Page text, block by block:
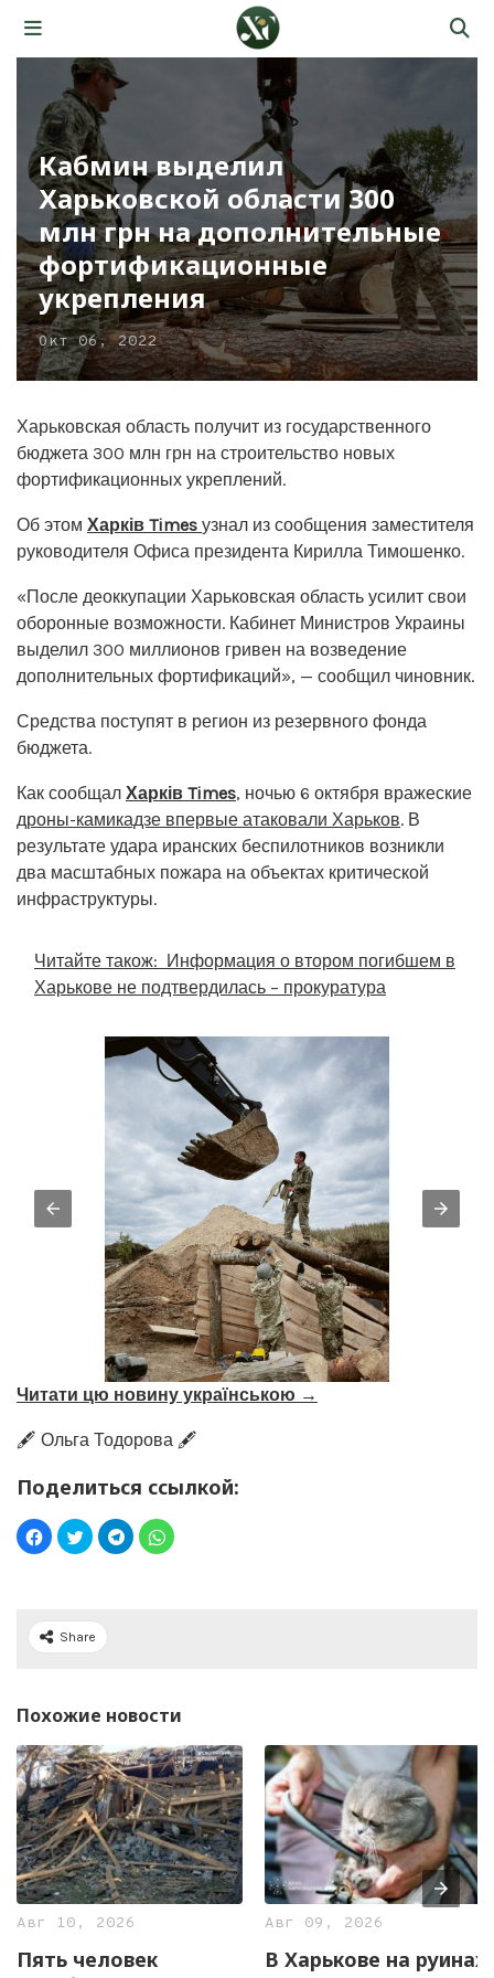
Кабмин выделил
Харьковской области 300
млн грн на дополнительные
фортификационные
укрепления
Окт 06, 2022
Харьковская область получит из государственного
бюджета 300 млн грн на строительство новых
фортификационных укреплений.
Об этом Харків Times узнал из сообщения заместителя
руководителя Офиса президента Кирилла Тимошенко.
«После деоккупации Харьковская область усилит свои
оборонные возможности. Кабинет Министров Украины
выделил 300 миллионов гривен на возведение
дополнительных фортификаций», — сообщил чиновник.
Средства поступят в регион из резервного фонда
бюджета.
Как сообщал Харків Times, ночью 6 октября вражеские
дроны-камикадзе впервые атаковали Харьков. В
результате удара иранских беспилотников возникли
два масштабных пожара на объектах критической
инфраструктуры.
Читайте також: Информация о втором погибшем в
Харькове не подтвердилась – прокуратура
Читати цю новину українською →
🖋️ Ольга Тодорова 🖋️
Поделиться ссылкой:
Share
Похожие новости
Авг 10, 2026
Пять человек
Авг 09, 2026
В Харькове на руинах